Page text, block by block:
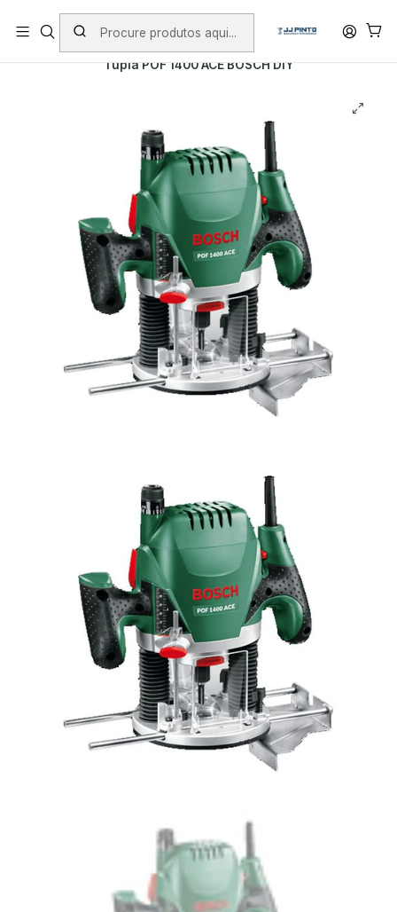
PORTES INCLUÍDOS EM ENCOMENDAS +75€ (excepto ilhas)
Início PRODUTOS
FERRAMENTAS BRICOLAGE
Tupia POF 1400 ACE BOSCH DIY